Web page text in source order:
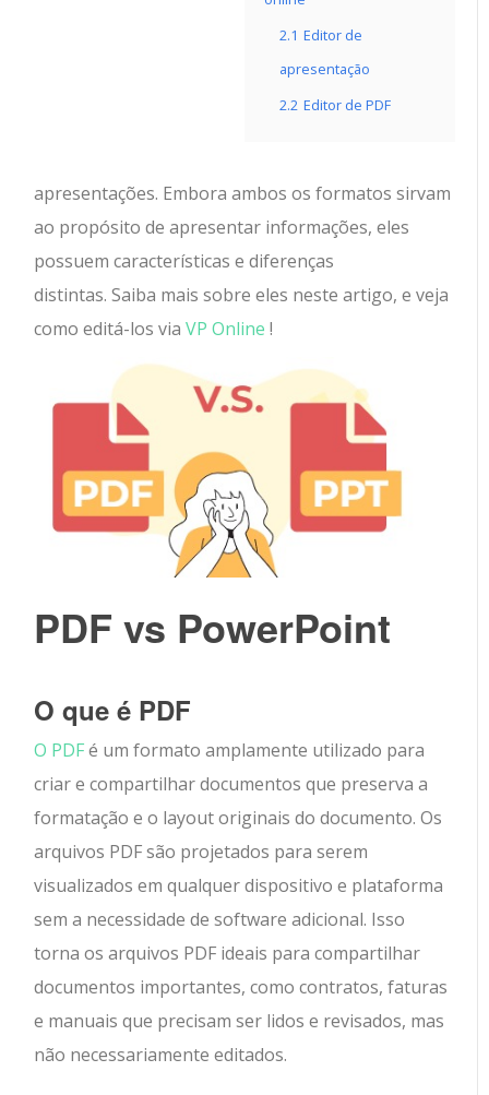
2.1 Editor de
apresentação
2.2 Editor de PDF
apresentações. Embora ambos os formatos sirvam
ao propósito de apresentar informações, eles
possuem características e diferenças
distintas. Saiba mais sobre eles neste artigo, e veja
como editá-los viaVP Online !
PDF vs PowerPoint
O que é PDF
O PDFé um formato amplamente utilizado para
criar e compartilhar documentos que preserva a
formatação e o layout originais do documento. Os
arquivos PDF são projetados para serem
visualizados em qualquer dispositivo e plataforma
sem a necessidade de software adicional. Isso
torna os arquivos PDF ideais para compartilhar
documentos importantes, como contratos, faturas
e manuais que precisam ser lidos e revisados, mas
não necessariamente editados.